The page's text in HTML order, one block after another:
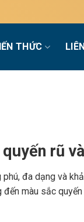
THỨC
rũ
đa dạng và
màu sắc quyến